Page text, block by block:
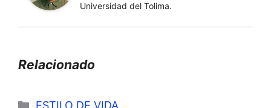
Universidad del Tolima.
Relacionado
Categorías
ESTILO DE VIDA